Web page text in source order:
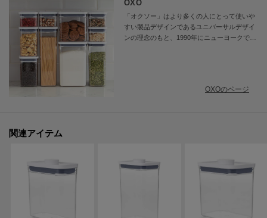
OXO
「オクソー」はより多くの人にとって使いや
すい製品デザインであるユニバーサルデザイ
ンの理念のもと、1990年にニューヨークで創
出します。何事にも疑問を持って取り組み、
OXOのページ
関連アイテム